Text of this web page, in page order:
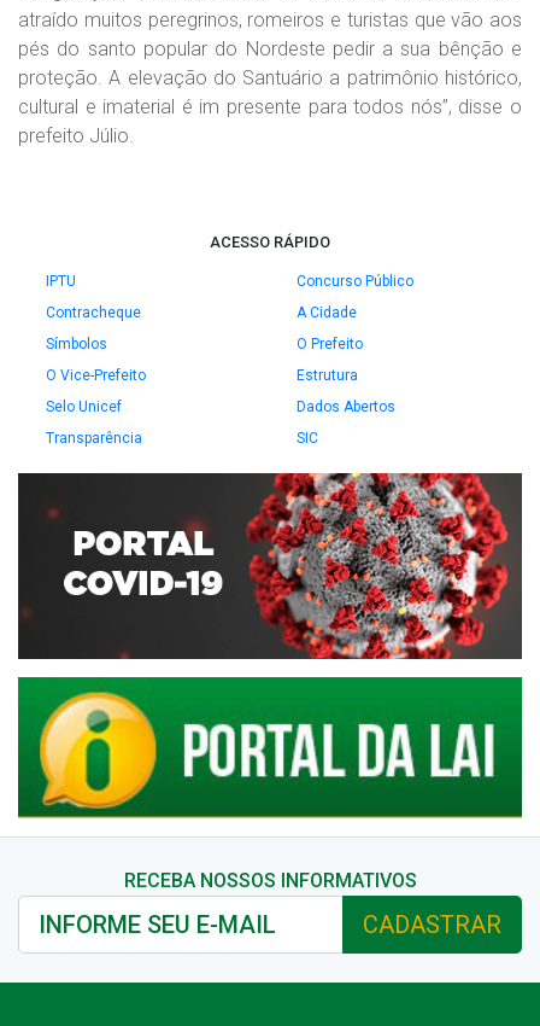
atraído muitos peregrinos, romeiros e turistas que vão aos
pés do santo popular do Nordeste pedir a sua bênção e
proteção. A elevação do Santuário a patrimônio histórico,
cultural e imaterial é im presente para todos nós”, disse o
prefeito Júlio.
ACESSO RÁPIDO
IPTU
Concurso Público
Contracheque
A Cidade
Símbolos
O Prefeito
O Vice-Prefeito
Estrutura
Selo Unicef
Dados Abertos
Transparência
SIC
RECEBA NOSSOS INFORMATIVOS
CADASTRAR